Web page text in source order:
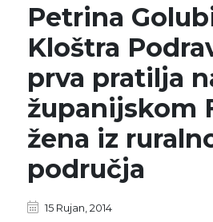
Petrina
Kloštra
prva pratilja
županijskom
žena iz
područja
15 Rujan, 2014